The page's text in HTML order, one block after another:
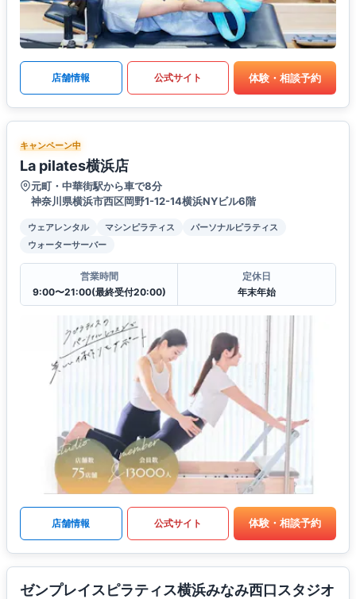
店舗情報 公式サイト 体験・相談予約
キャンペーン中
La pilates横浜店
元町・中華街駅から車で8分
神奈川県横浜市西区岡野1-12-14横浜NYビル6階
ウェアレンタル マシンピラティス
パーソナルピラティス
ウォーターサーバー
営業時間
9:00〜21:00(最終受付20:00)
定休日
年末年始
店舗情報 公式サイト 体験・相談予約
ゼンプレイスピラティス横浜みなみ西口スタジオ